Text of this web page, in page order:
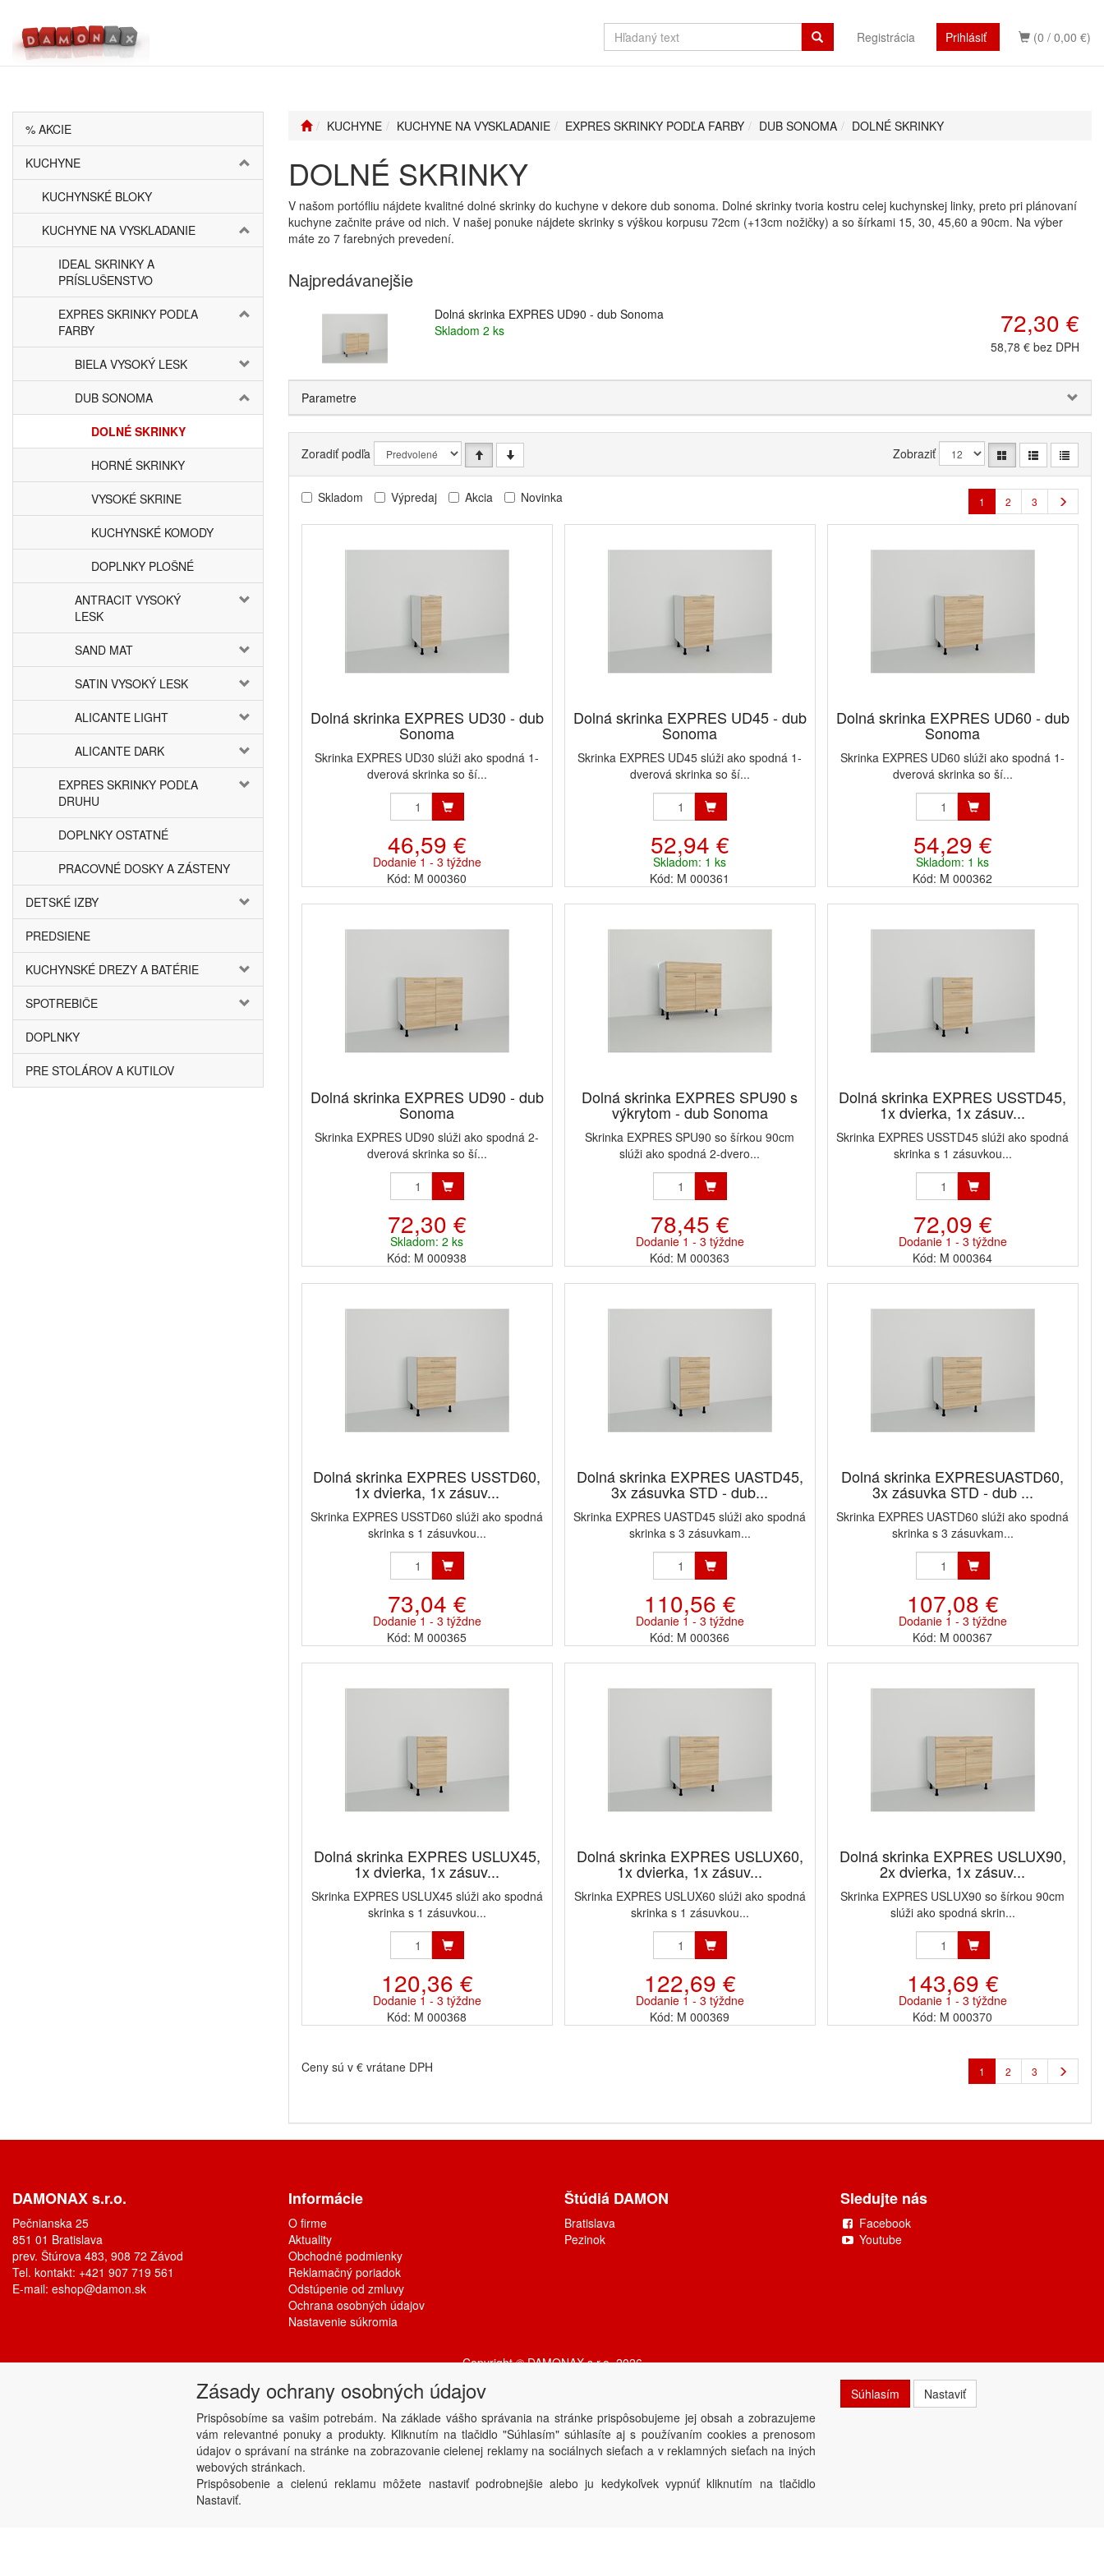
(0 / 0,00 €)
Registrácia Prihlásiť
% AKCIE
KUCHYNE
KUCHYNSKÉ BLOKY
KUCHYNE NA VYSKLADANIE
IDEAL SKRINKY A
PRÍSLUŠENSTVO
EXPRES SKRINKY PODĽA
FARBY
BIELA VYSOKÝ LESK
DUB SONOMA
DOLNÉ SKRINKY
HORNÉ SKRINKY
VYSOKÉ SKRINE
KUCHYNSKÉ KOMODY
DOPLNKY PLOŠNÉ
ANTRACIT VYSOKÝ
LESK
SAND MAT
SATIN VYSOKÝ LESK
ALICANTE LIGHT
ALICANTE DARK
EXPRES SKRINKY PODĽA
DRUHU
DOPLNKY OSTATNÉ
PRACOVNÉ DOSKY A ZÁSTENY
DETSKÉ IZBY
PREDSIENE
KUCHYNSKÉ DREZY A BATÉRIE
SPOTREBIČE
DOPLNKY
PRE STOLÁROV A KUTILOV
KUCHYNE KUCHYNE NA VYSKLADANIE EXPRES SKRINKY PODĽA FARBY DUB SONOMA DOLNÉ SKRINKY
DOLNÉ SKRINKY
V našom portófliu nájdete kvalitné dolné skrinky do kuchyne v dekore dub sonoma. Dolné skrinky tvoria kostru celej kuchynskej linky, preto pri plánovaní
kuchyne začnite práve od nich. V našej ponuke nájdete skrinky s výškou korpusu 72cm (+13cm nožičky) a so šírkami 15, 30, 45,60 a 90cm. Na výber
máte zo 7 farebných prevedení.
Najpredávanejšie
Dolná skrinka EXPRES UD90 - dub Sonoma
Skladom 2 ks
72,30 €
58,78 € bez DPH
Parametre
Zoradiť podľa Zobraziť
Skladom Výpredaj Akcia Novinka 1 2 3
Dolná skrinka EXPRES UD30 - dub
Sonoma
Skrinka EXPRES UD30 slúži ako spodná 1-
dverová skrinka so ší...
46,59 €
Dodanie 1 - 3 týždne
Kód: M 000360
Dolná skrinka EXPRES UD45 - dub
Sonoma
Skrinka EXPRES UD45 slúži ako spodná 1-
dverová skrinka so ší...
52,94 €
Skladom: 1 ks
Kód: M 000361
Dolná skrinka EXPRES UD60 - dub
Sonoma
Skrinka EXPRES UD60 slúži ako spodná 1-
dverová skrinka so ší...
54,29 €
Skladom: 1 ks
Kód: M 000362
Dolná skrinka EXPRES UD90 - dub
Sonoma
Skrinka EXPRES UD90 slúži ako spodná 2-
dverová skrinka so ší...
72,30 €
Skladom: 2 ks
Kód: M 000938
Dolná skrinka EXPRES SPU90 s
výkrytom - dub Sonoma
Skrinka EXPRES SPU90 so šírkou 90cm
slúži ako spodná 2-dvero...
78,45 €
Dodanie 1 - 3 týždne
Kód: M 000363
Dolná skrinka EXPRES USSTD45,
1x dvierka, 1x zásuv...
Skrinka EXPRES USSTD45 slúži ako spodná
skrinka s 1 zásuvkou...
72,09 €
Dodanie 1 - 3 týždne
Kód: M 000364
Dolná skrinka EXPRES USSTD60,
1x dvierka, 1x zásuv...
Skrinka EXPRES USSTD60 slúži ako spodná
skrinka s 1 zásuvkou...
73,04 €
Dodanie 1 - 3 týždne
Kód: M 000365
Dolná skrinka EXPRES UASTD45,
3x zásuvka STD - dub...
Skrinka EXPRES UASTD45 slúži ako spodná
skrinka s 3 zásuvkam...
110,56 €
Dodanie 1 - 3 týždne
Kód: M 000366
Dolná skrinka EXPRESUASTD60,
3x zásuvka STD - dub ...
Skrinka EXPRES UASTD60 slúži ako spodná
skrinka s 3 zásuvkam...
107,08 €
Dodanie 1 - 3 týždne
Kód: M 000367
Dolná skrinka EXPRES USLUX45,
1x dvierka, 1x zásuv...
Skrinka EXPRES USLUX45 slúži ako spodná
skrinka s 1 zásuvkou...
120,36 €
Dodanie 1 - 3 týždne
Kód: M 000368
Dolná skrinka EXPRES USLUX60,
1x dvierka, 1x zásuv...
Skrinka EXPRES USLUX60 slúži ako spodná
skrinka s 1 zásuvkou...
122,69 €
Dodanie 1 - 3 týždne
Kód: M 000369
Dolná skrinka EXPRES USLUX90,
2x dvierka, 1x zásuv...
Skrinka EXPRES USLUX90 so šírkou 90cm
slúži ako spodná skrin...
143,69 €
Dodanie 1 - 3 týždne
Kód: M 000370
Ceny sú v € vrátane DPH 1 2 3
DAMONAX s.r.o.
Pečnianska 25
851 01 Bratislava
prev. Štúrova 483, 908 72 Závod
Tel. kontakt: +421 907 719 561
E-mail: eshop@damon.sk
Informácie
O firme
Aktuality
Obchodné podmienky
Reklamačný poriadok
Odstúpenie od zmluvy
Ochrana osobných údajov
Nastavenie súkromia
Štúdiá DAMON
Bratislava
Pezinok
Sledujte nás
Facebook
Youtube
Copyright © DAMONAX s.r.o.2026
Zásady ochrany osobných údajov
Prispôsobíme sa vašim potrebám. Na základe vášho správania na stránke prispôsobujeme jej obsah a zobrazujeme
vám relevantné ponuky a produkty. Kliknutím na tlačidlo "Súhlasím" súhlasíte aj s používaním cookies a prenosom
údajov o správaní na stránke na zobrazovanie cielenej reklamy na sociálnych sieťach a v reklamných sieťach na iných
webových stránkach.
Prispôsobenie a cielenú reklamu môžete nastaviť podrobnejšie alebo ju kedykoľvek vypnúť kliknutím na tlačidlo
Nastaviť.
Súhlasím Nastaviť